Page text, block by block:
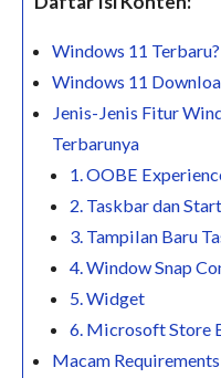
Windows 11 Terbaru?
Windows 11
Jenis-Jenis Fitur
Terbarunya
1. OOBE
2. Taskbar dan
3. Tampilan Baru
4. Window Snap
5. Widget
6. Microsoft Store
Macam